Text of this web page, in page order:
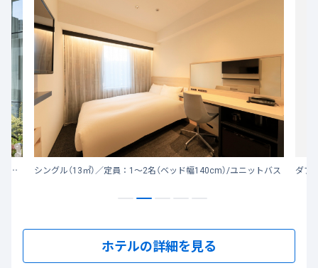
ヴィアイン飯田橋後楽園は、JR飯田橋駅から徒歩約5分。東京ドームや日本武道館、神楽坂も徒歩圏内にございます。 シングル（13㎡）／定員：1～2名（ベッド幅140cm）/ユニットバス ダブ
ホテルの詳細を見る